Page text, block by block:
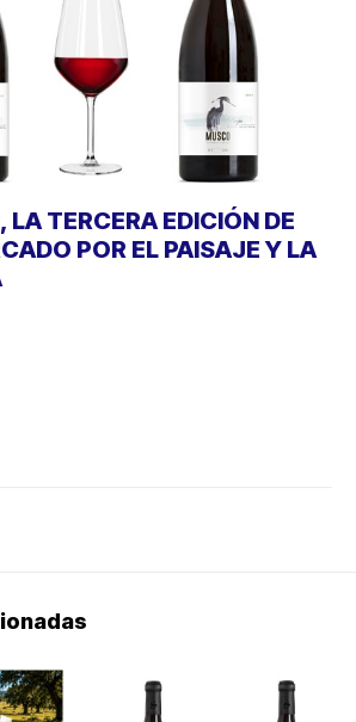
TERCERA EDICIÓN DE
POR EL PAISAJE Y LA